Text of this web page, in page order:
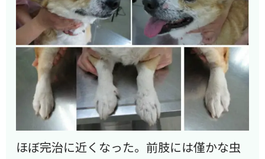
ほぼ完治に近くなった。前肢には僅かな虫